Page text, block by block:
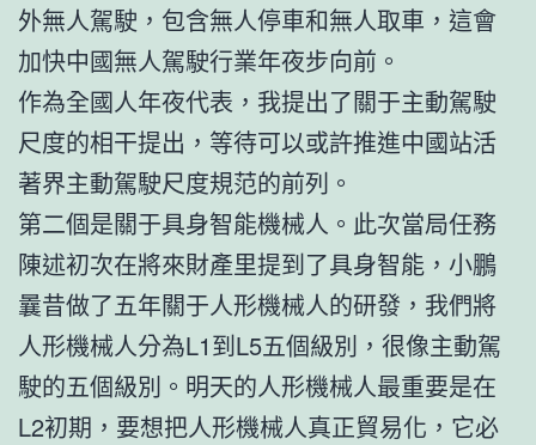
外無人駕駛，包含無人停車和無人取車，這會
加快中國無人駕駛行業年夜步向前。
作為全國人年夜代表，我提出了關于主動駕駛
尺度的相干提出，等待可以或許推進中國站活
著界主動駕駛尺度規范的前列。
第二個是關于具身智能機械人。此次當局任務
陳述初次在將來財產里提到了具身智能，小鵬
曩昔做了五年關于人形機械人的研發，我們將
人形機械人分為L1到L5五個級別，很像主動駕
駛的五個級別。明天的人形機械人最重要是在
L2初期，要想把人形機械人真正貿易化，它必